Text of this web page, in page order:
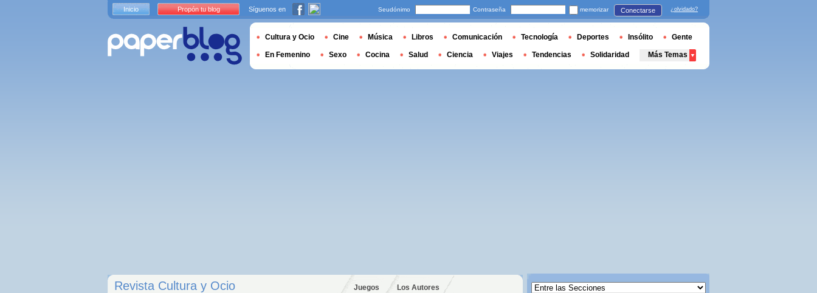
Revista Cultura y Ocio Juegos Los Autores
Inicio Propón tu blog Síguenos en Seudónimo Contraseña memorizar Conectarse ¿olvidado?
Cultura y Ocio Cine Música Libros Comunicación Tecnología Deportes Insólito Gente
En Femenino Sexo Cocina Salud Ciencia Viajes Tendencias Solidaridad Más Temas